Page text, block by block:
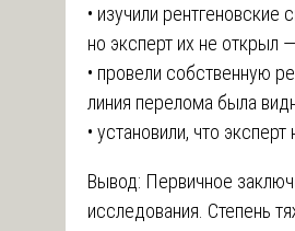
• изучили
но эксперт их не открыл
• провели собственную
линия перелома была
• установили, что
Вывод: Первичное
исследования. Степень